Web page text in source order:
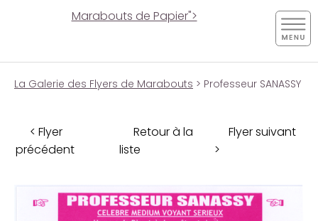
Marabouts de Papier">
La Galerie des Flyers de Marabouts > Professeur SANASSY
< Flyer
précédent
Retour à la
liste
Flyer suivant
>